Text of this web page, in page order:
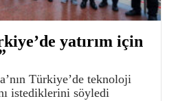
yatırım için
Türkiye’de teknoloji
istediklerini söyledi